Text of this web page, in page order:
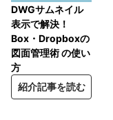
DWGサムネイル
表示で解決！
Box・Dropboxの
図面管理術 の使い
方
紹介記事を読む